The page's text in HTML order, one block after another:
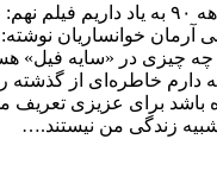
۱۰ فیلم‌ کوتاهی که از دهه ۹۰ به یاد داریم
آرمان خوانساریان
چیزی در «سایه فیل»
دارم خاطره‌ای از گذشته
باشد برای عزیزی تعریف
شبیه زندگی من نیستند.…